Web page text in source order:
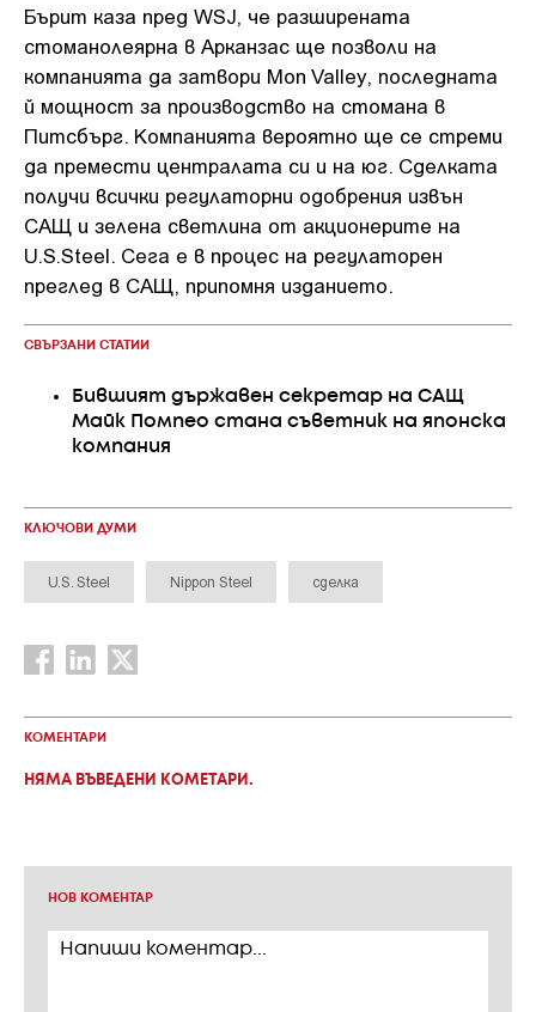
Бърит каза пред WSJ, че разширената
стоманолеярна в Арканзас ще позволи на
компанията да затвори Mon Valley, последната
й мощност за производство на стомана в
Питсбърг. Компанията вероятно ще се стреми
да премести централата си и на юг. Сделката
получи всички регулаторни одобрения извън
САЩ и зелена светлина от акционерите на
U.S.Steel. Сега е в процес на регулаторен
преглед в САЩ, припомня изданието.
СВЪРЗАНИ СТАТИИ
Бившият държавен секретар на САЩ
Майк Помпео стана съветник на японска
компания
КЛЮЧОВИ ДУМИ
U.S. Steel Nippon Steel сделка
КОМЕНТАРИ
НЯМА ВЪВЕДЕНИ КОМЕТАРИ.
НОВ КОМЕНТАР